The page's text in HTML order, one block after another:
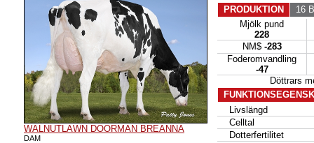
WALNUTLAWN DOORMAN BREANNA
DAM
PRODUKTION
16
Mjölk pund
228
NM$ -283
Foderomvandling
-47
Döttrars
Livslängd
Celltal
Dotterfertilitet